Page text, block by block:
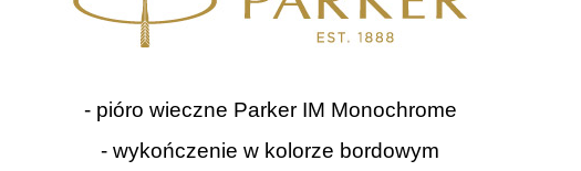
- pióro wieczne Parker IM Monochrome
- wykończenie w kolorze bordowym